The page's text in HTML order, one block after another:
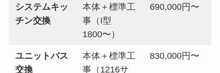
システムキッ
チン交換
本体＋標準工
事（I型
1800〜）
690,000円〜
ユニットバス
交換
本体＋標準工
事（1216サ
830,000円〜